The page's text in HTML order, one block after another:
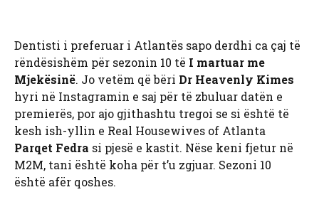
Dentisti i preferuar i Atlantës sapo derdhi ca çaj të
rëndësishëm për sezonin 10 të I martuar me
Mjekësinë. Jo vetëm që bëri Dr Heavenly Kimes
hyri në Instagramin e saj për të zbuluar datën e
premierës, por ajo gjithashtu tregoi se si është të
kesh ish-yllin e Real Housewives of Atlanta
Parqet Fedra si pjesë e kastit. Nëse keni fjetur në
M2M, tani është koha për t’u zgjuar. Sezoni 10
është afër qoshes.